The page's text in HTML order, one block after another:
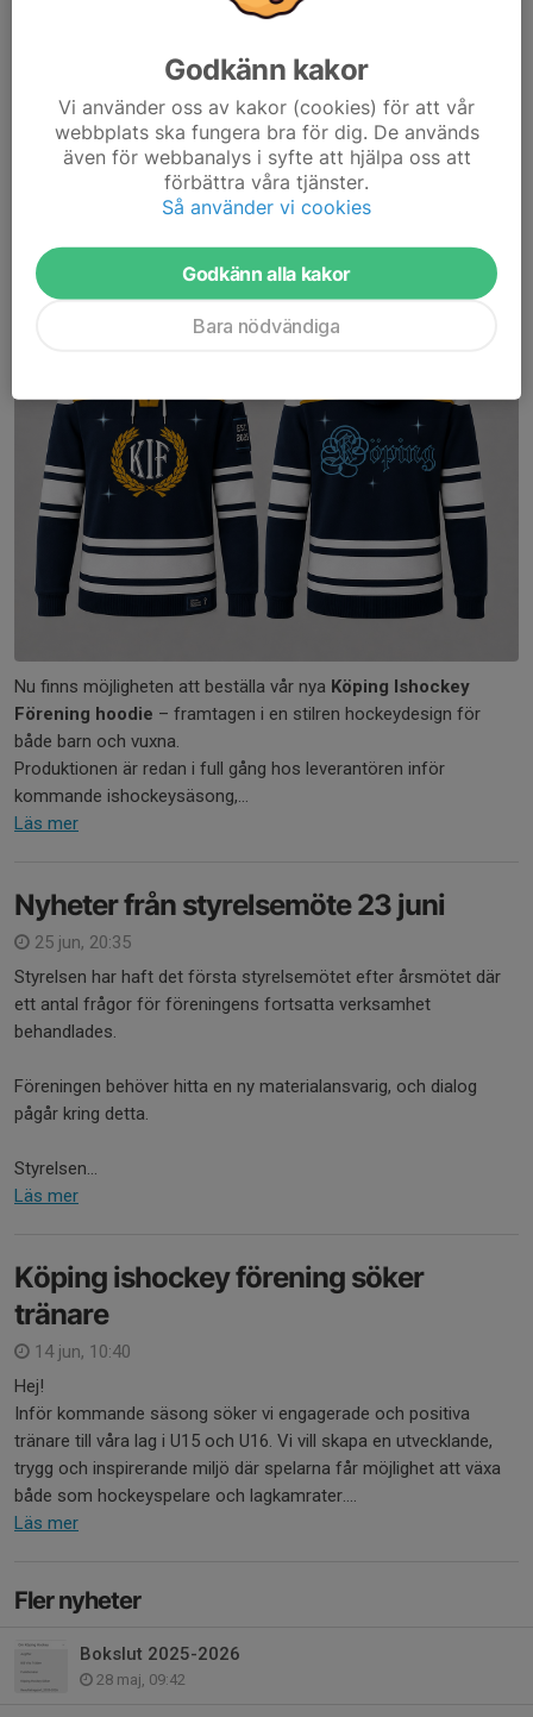
ge dig själv ett försprång inför säsongen!
Köping Ishockey Förening är stolta över att presentera ett unikt
samarbete medFuture Academy– Europas första...
Läs mer
🔵⚪ KIF Hoodie – beställ din inför
kommande säsong!
9 jul, 14:41
Nu finns möjligheten att beställa vår nya Köping Ishockey
Förening hoodie – framtagen i en stilren hockeydesign för
både barn och vuxna.
Produktionen är redan i full gång hos leverantören inför
kommande ishockeysäsong,...
Läs mer
Nyheter från styrelsemöte 23 juni
25 jun, 20:35
Styrelsen har haft det första styrelsemötet efter årsmötet där
ett antal frågor för föreningens fortsatta verksamhet
behandlades.
Föreningen behöver hitta en ny materialansvarig, och dialog
pågår kring detta.
Styrelsen...
Läs mer
Köping ishockey förening söker
tränare
14 jun, 10:40
Hej!
Inför kommande säsong söker vi engagerade och positiva
tränare till våra lag i U15 och U16. Vi vill skapa en utvecklande,
trygg och inspirerande miljö där spelarna får möjlighet att växa
både som hockeyspelare och lagkamrater....
Läs mer
Fler nyheter
Bokslut 2025-2026
28 maj, 09:42
Godkänn kakor
Vi använder oss av kakor (cookies) för att vår
webbplats ska fungera bra för dig. De används
även för webbanalys i syfte att hjälpa oss att
förbättra våra tjänster.
Så använder vi cookies
Godkänn alla kakor
Bara nödvändiga